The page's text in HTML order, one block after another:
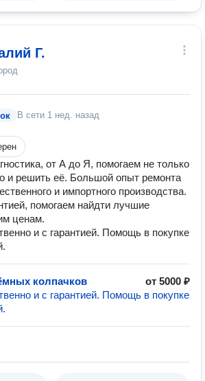
Г.
В сети 1 нед. назад
от А до Я, помогаем не только
и решить её. Большой опыт ремонта
и импортного производства.
помогаем найдти лучшие
ценам.
и с гарантией. Помощь в покупке
колпачков
от 5000 ₽
и с гарантией. Помощь в покупке